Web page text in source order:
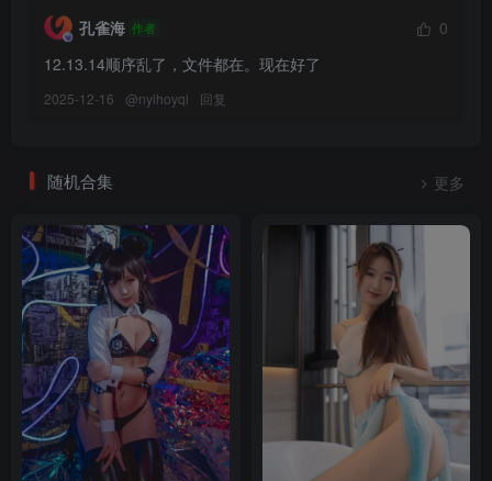
[6.16更1]
Maruemon(마루에몽) – NO.020 DJAWA Photo – Maruemon – Please
Sister – Pearl-version [49P-759M]
[159P／2.48GB]
[2023.3.27更1]
Maruemon(마루에몽) – NO.018 ArtGravia Vol.439 Maruemon (마루에
몽) [97P-171MB]
[2023.1.16补1：007]
Maruemon(마루에몽) – NO.017 GantZ Version C[51P-848.84MB]
Maruemon(마루에몽) – NO.016 GantZ Version A+B[101P-
1668.81MB]
Maruemon(마루에몽) – NO.015 &Mimmi밈미-Maid Mansion
孔雀海 作者
0
12.13.14顺序乱了，文件都在。现在好了
2025-12-16 @nyihoyql 回复
随机合集 更多